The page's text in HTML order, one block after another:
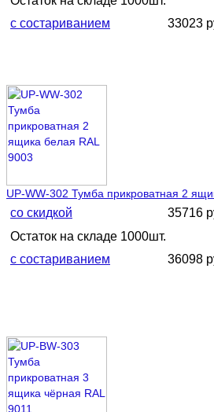
с состариванием
33023
UP-WW-302 Тумба прикроватная 2
со скидкой
35716
Остаток на складе 1000шт.
с состариванием
36098